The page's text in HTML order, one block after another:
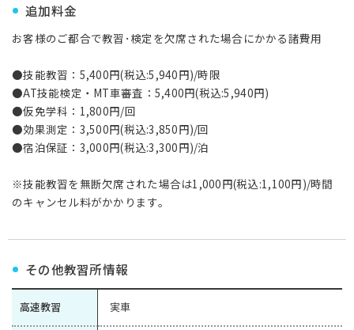
追加料金
お客様のご都合で教習･検定を欠席された場合にかかる諸費用
●技能教習：5,400円(税込:5,940円)/時限
●AT技能検定・MT車審査：5,400円(税込:5,940円)
●仮免学科：1,800円/回
●効果測定：3,500円(税込:3,850円)/回
●宿泊保証：3,000円(税込:3,300円)/泊
※技能教習を無断欠席された場合は1,000円(税込:1,100円)/時間
のキャンセル料がかかります。
その他教習所情報
高速教習 実車